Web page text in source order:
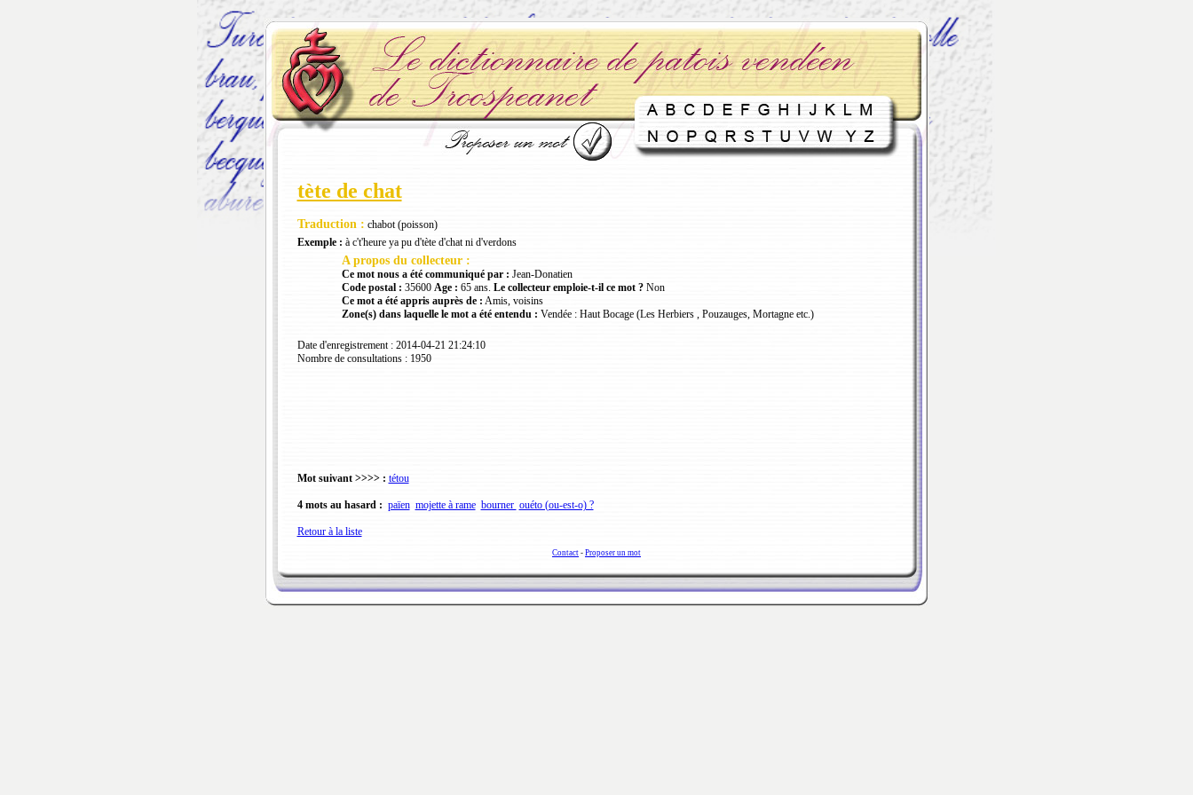
tète de chat
Traduction : chabot (poisson)
Exemple : à c't'heure ya pu d'tète d'chat ni d'verdons
A propos du collecteur :
Ce mot nous a été communiqué par : Jean-Donatien
Code postal : 35600 Age : 65 ans. Le collecteur emploie-t-il ce mot ?Non
Ce mot a été appris auprès de : Amis, voisins
Zone(s) dans laquelle le mot a été entendu : Vendée : Haut Bocage (Les Herbiers , Pouzauges, Mortagne etc.)
Date d'enregistrement : 2014-04-21 21:24:10
Nombre de consultations : 1950
Mot suivant >>>> : tétou
4 mots au hasard : païen mojette à rame bourner ouéto (ou-est-o) ?
Retour à la liste
Contact - Proposer un mot